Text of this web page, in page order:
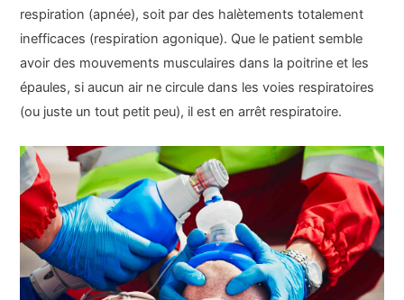
respiration (apnée), soit par des halètements totalement
inefficaces (respiration agonique). Que le patient semble
avoir des mouvements musculaires dans la poitrine et les
épaules, si aucun air ne circule dans les voies respiratoires
(ou juste un tout petit peu), il est en arrêt respiratoire.